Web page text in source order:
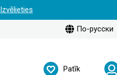
Izvēlieties
По-русски
Patīk